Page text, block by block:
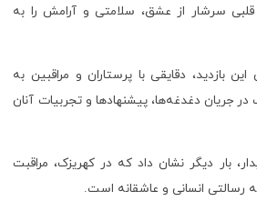
قلبی سرشار از عشق، سلامتی و آرامش را به
بازدید، دقایقی با پرستاران و مراقبین به
جریان دغدغه‌ها، پیشنهادها و تجربیات آنان
بار دیگر نشان داد که در کهریزک، مراقبت
انسانی و عاشقانه است.